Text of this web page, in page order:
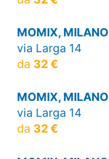
MOMIX, MILANO
via Larga 14
da 32 €
MOMIX, MILANO
via Larga 14
da 32 €